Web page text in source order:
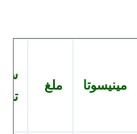
مينيسوتا ملغ